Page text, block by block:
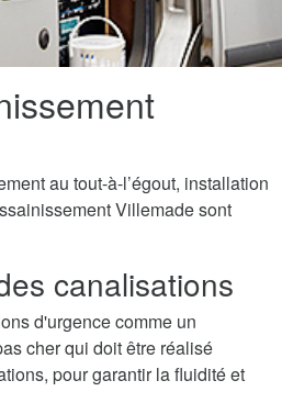
au tout-à-l’égout, installation
Villemade sont
canalisations
d'urgence comme un
cher qui doit être réalisé
pour garantir la fluidité et